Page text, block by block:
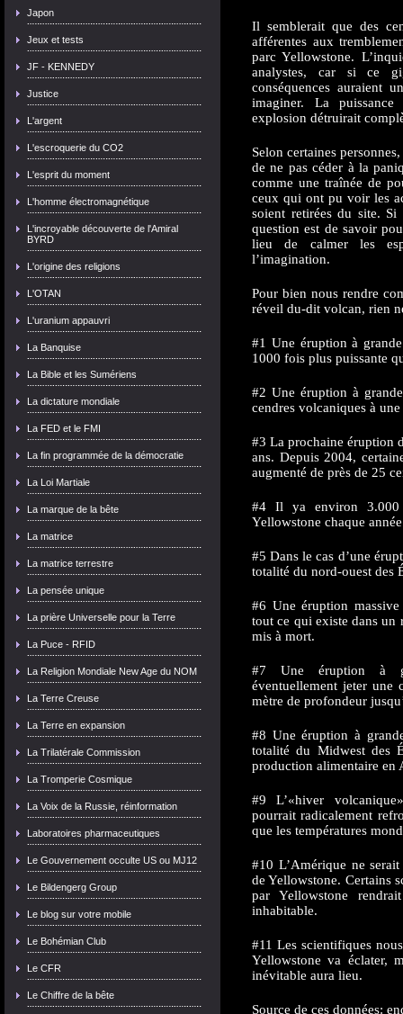
Japon
Jeux et tests
JF - KENNEDY
Justice
L'argent
L'escroquerie du CO2
L'esprit du moment
L'homme électromagnétique
L'incroyable découverte de l'Amiral
BYRD
L'origine des religions
L'OTAN
L'uranium appauvri
La Banquise
La Bible et les Sumériens
La dictature mondiale
La FED et le FMI
La fin programmée de la démocratie
La Loi Martiale
La marque de la bête
La matrice
La matrice terrestre
La pensée unique
La prière Universelle pour la Terre
La Puce - RFID
La Religion Mondiale New Age du NOM
La Terre Creuse
La Terre en expansion
La Trilatérale Commission
La Tromperie Cosmique
La Voix de la Russie, réinformation
Laboratoires pharmaceutiques
Le Gouvernement occulte US ou MJ12
Le Bildengerg Group
Le blog sur votre mobile
Le Bohémian Club
Le CFR
Le Chiffre de la bête
Il semblerait que des
afférentes aux
parc Yellowstone.
analystes, car si ce
conséquences auraient
imaginer. La
explosion détruirait
Selon certaines
de ne pas céder à la
comme une traînée de
ceux qui ont pu voir les
soient retirées du site.
question est de savoir
lieu de calmer les
l’imagination.
Pour bien nous rendre
réveil du-dit volcan, rien
#1 Une éruption à
1000 fois plus puissante
#2 Une éruption à
cendres volcaniques à
#3 La prochaine éruption
ans. Depuis 2004,
augmenté de près de 25
#4 Il ya environ 3.000
Yellowstone chaque
#5 Dans le cas d’une
totalité du nord-ouest des
#6 Une éruption
tout ce qui existe dans un
mis à mort.
#7 Une éruption à
éventuellement jeter une
mètre de profondeur
#8 Une éruption à
totalité du Midwest des
production alimentaire en
#9 L’«hiver
pourrait radicalement
que les températures
#10 L’Amérique ne
de Yellowstone. Certains
par Yellowstone
inhabitable.
#11 Les scientifiques
Yellowstone va éclater,
inévitable aura lieu.
Source de ces données: